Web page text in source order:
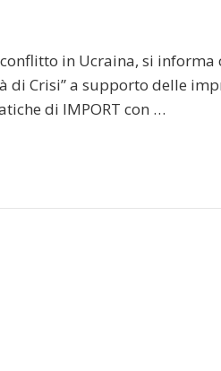
in Ucraina, si informa
di Crisi” a supporto delle
di IMPORT con …